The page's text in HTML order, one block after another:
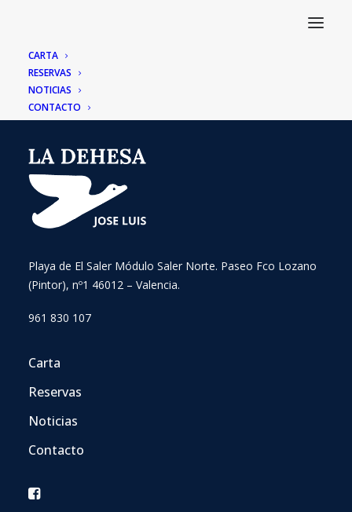
CARTA
RESERVAS
NOTICIAS
CONTACTO
Playa de El Saler Módulo Saler Norte. Paseo Fco Lozano
(Pintor), nº1 46012 – Valencia.
961 830 107
Carta
Reservas
Noticias
Contacto